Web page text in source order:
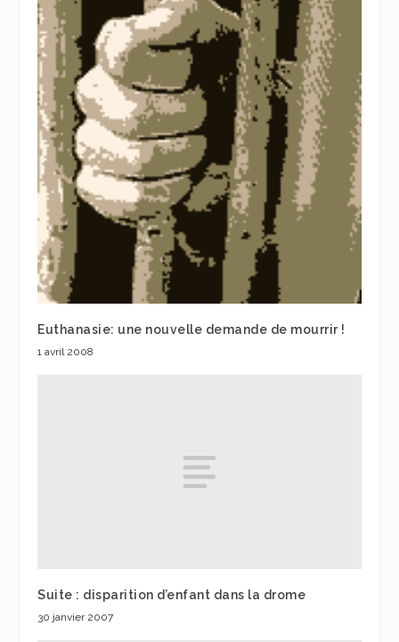
Euthanasie: une nouvelle demande de mourrir !
1 avril 2008
Suite : disparition d’enfant dans la drome
30 janvier 2007